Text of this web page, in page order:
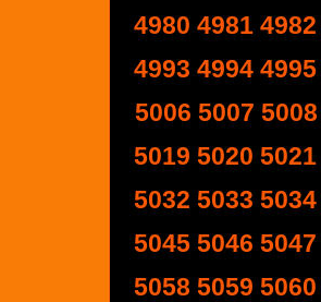
4980 4981 4982
4993 4994 4995
5006 5007 5008
5019 5020 5021
5032 5033 5034
5045 5046 5047
5058 5059 5060